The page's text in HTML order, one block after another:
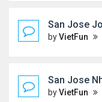
San Jose
byVietFun
San Jose
byVietFun